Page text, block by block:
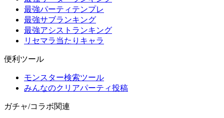
最強パーティテンプレ
最強サブランキング
最強アシストランキング
リセマラ当たりキャラ
便利ツール
モンスター検索ツール
みんなのクリアパーティ投稿
ガチャ/コラボ関連